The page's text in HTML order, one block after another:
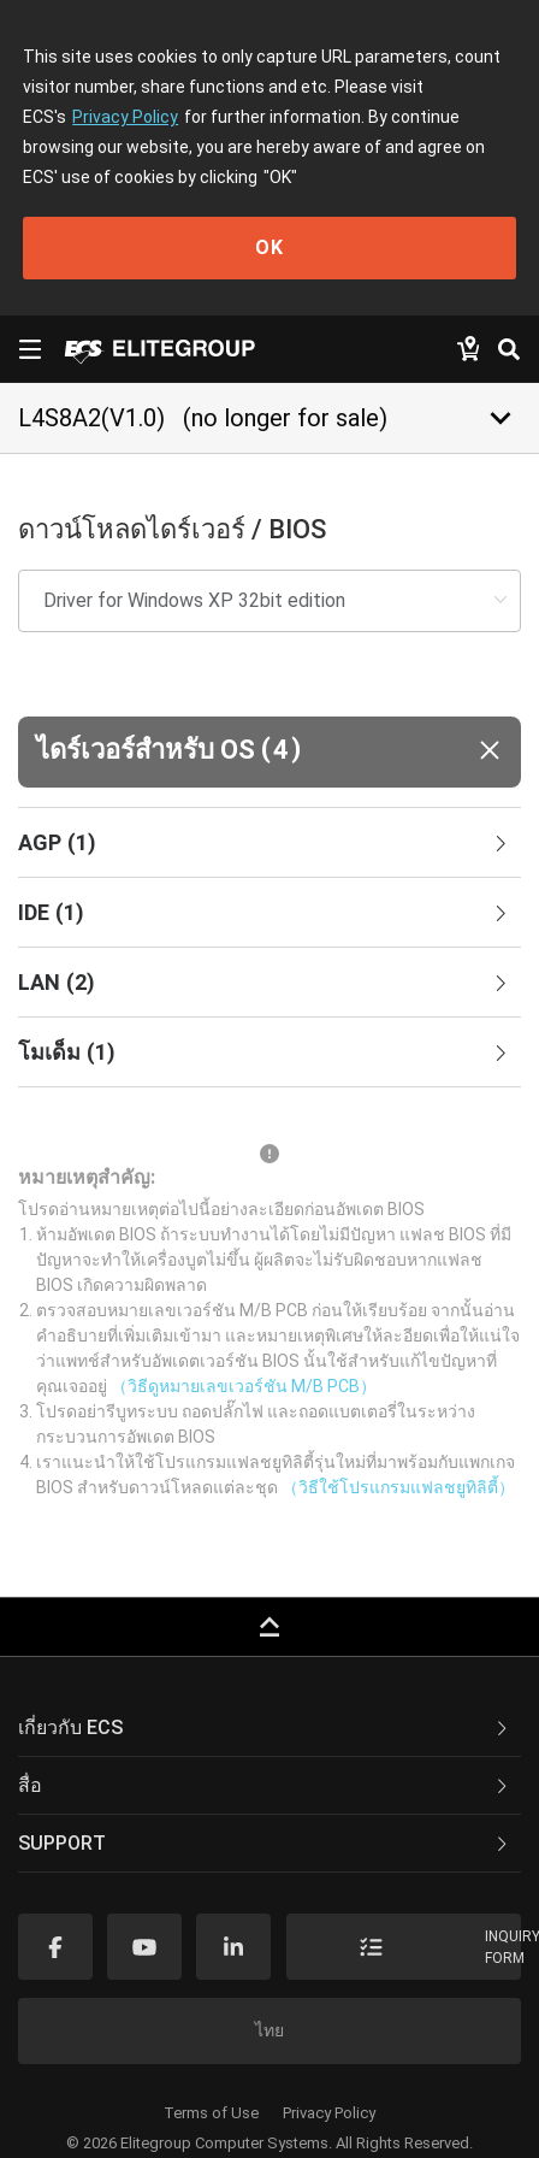
This site uses cookies to only capture URL parameters, count
visitor number, share functions and etc. Please visit
ECS's Privacy Policy for further information. By continue
browsing our website, you are hereby aware of and agree on
ECS' use of cookies by clicking "OK"
OK
L4S8A2(V1.0) (no longer for sale) keyboard_arrow_down
ดาวน์โหลดไดร์เวอร์ / BIOS
ไดร์เวอร์สำหรับ OS (4)
AGP (1)
IDE (1)
LAN (2)
โมเด็ม (1)
หมายเหตุสำคัญ:
โปรดอ่านหมายเหตุต่อไปนี้อย่างละเอียดก่อนอัพเดต BIOS
ห้ามอัพเดต BIOS ถ้าระบบทำงานได้โดยไม่มีปัญหา แฟลช BIOS ที่มี
ปัญหาจะทำให้เครื่องบูตไม่ขึ้น ผู้ผลิตจะไม่รับผิดชอบหากแฟลช
BIOS เกิดความผิดพลาด
ตรวจสอบหมายเลขเวอร์ชัน M/B PCB ก่อนให้เรียบร้อย จากนั้นอ่าน
คำอธิบายที่เพิ่มเติมเข้ามา และหมายเหตุพิเศษให้ละอียดเพื่อให้แน่ใจ
ว่าแพทช์สำหรับอัพเดตเวอร์ชัน BIOS นั้นใช้สำหรับแก้ไขปัญหาที่
คุณเจออยู่
（วิธีดูหมายเลขเวอร์ชัน M/B PCB）
โปรดอย่ารีบูทระบบ ถอดปลั๊กไฟ และถอดแบตเตอรี่ในระหว่าง
กระบวนการอัพเดต BIOS
เราแนะนำให้ใช้โปรแกรมแฟลชยูทิลิตี้รุ่นใหม่ที่มาพร้อมกับแพกเกจ
BIOS สำหรับดาวน์โหลดแต่ละชุด
（วิธีใช้โปรแกรมแฟลชยูทิลิตี้）
keyboard_capslock
เกี่ยวกับ ECS
สื่อ
SUPPORT
FORM
ไทย
© 2026 Elitegroup Computer Systems. All Rights Reserved.
Terms of Use Privacy Policy